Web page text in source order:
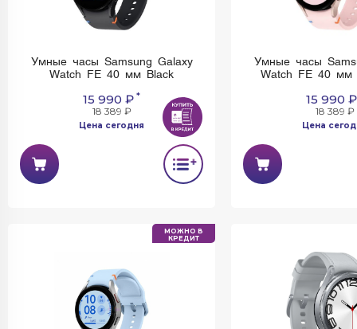
Умные часы Samsung Galaxy
Watch FE 40 мм Black
15 990 ₽ *
18 389 ₽
Цена сегодня
Умные часы
Watch FE 40 мм
15 990 ₽
18 389 ₽
Цена
МОЖНО В
КРЕДИТ